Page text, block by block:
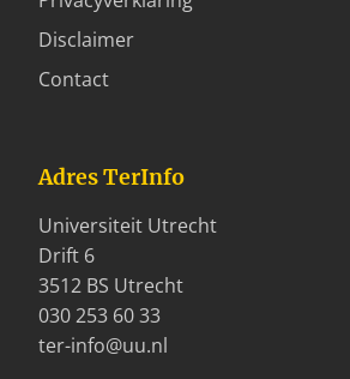
Disclaimer
Contact
Adres TerInfo
Universiteit Utrecht
Drift 6
3512 BS Utrecht
030 253 60 33
ter-info@uu.nl